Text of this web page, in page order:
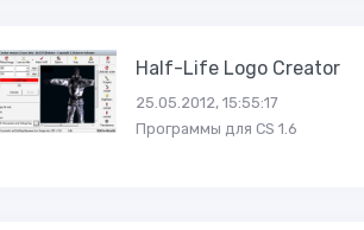
Half-Life Logo Creator
25.05.2012, 15:55:17
Программы для CS 1.6